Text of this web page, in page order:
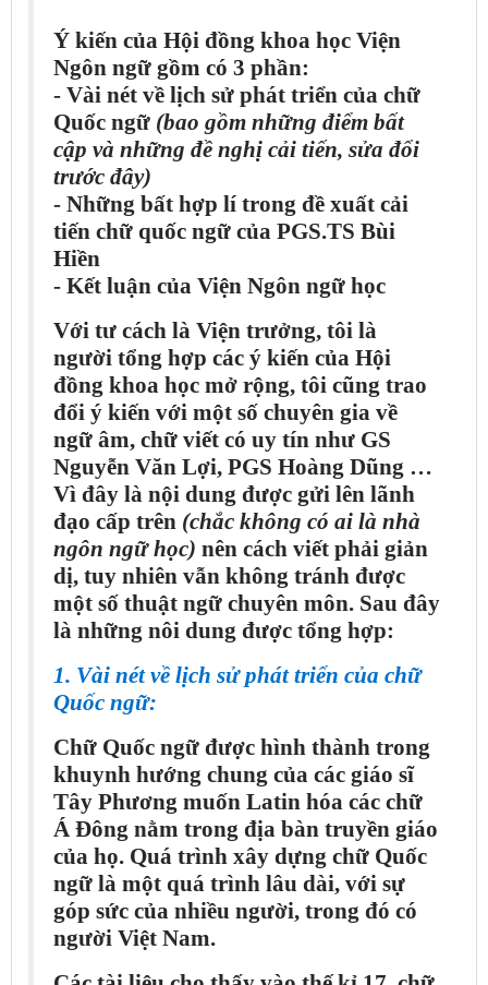
Ý kiến của Hội đồng khoa học Viện
Ngôn ngữ gồm có 3 phần:
- Vài nét về lịch sử phát triển của chữ
Quốc ngữ (bao gồm những điểm bất
cập và những đề nghị cải tiến, sửa đổi
trước đây)
- Những bất hợp lí trong đề xuất cải
tiến chữ quốc ngữ của PGS.TS Bùi
Hiền
- Kết luận của Viện Ngôn ngữ học
Với tư cách là Viện trưởng, tôi là
người tổng hợp các ý kiến của Hội
đồng khoa học mở rộng, tôi cũng trao
đổi ý kiến với một số chuyên gia về
ngữ âm, chữ viết có uy tín như GS
Nguyễn Văn Lợi, PGS Hoàng Dũng …
Vì đây là nội dung được gửi lên lãnh
đạo cấp trên (chắc không có ai là nhà
ngôn ngữ học) nên cách viết phải giản
dị, tuy nhiên vẫn không tránh được
một số thuật ngữ chuyên môn. Sau đây
là những nôi dung được tổng hợp:
1. Vài nét về lịch sử phát triển của chữ
Quốc ngữ:
Chữ Quốc ngữ được hình thành trong
khuynh hướng chung của các giáo sĩ
Tây Phương muốn Latin hóa các chữ
Á Đông nằm trong địa bàn truyền giáo
của họ. Quá trình xây dựng chữ Quốc
ngữ là một quá trình lâu dài, với sự
góp sức của nhiều người, trong đó có
người Việt Nam.